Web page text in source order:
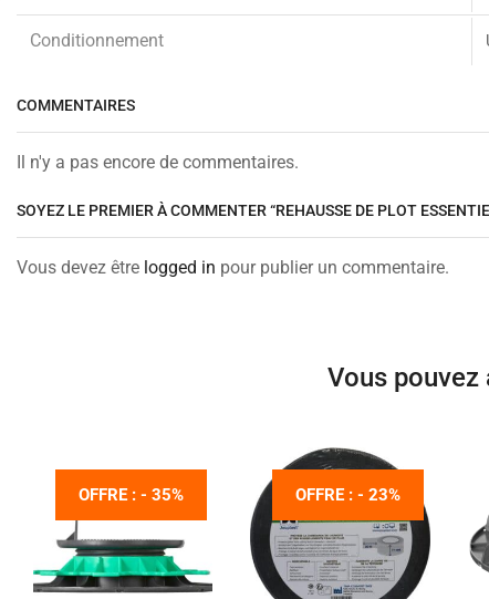
Conditionnement
COMMENTAIRES
Il n'y a pas encore de commentaires.
SOYEZ LE PREMIER À COMMENTER “REHAUSSE DE PLOT
Vous devez être logged in pour publier un commentaire.
Vous pouvez
OFFRE : - 35% OFFRE : - 23%